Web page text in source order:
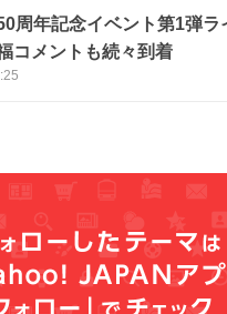
周年記念イベント第1弾
コメントも続々到着